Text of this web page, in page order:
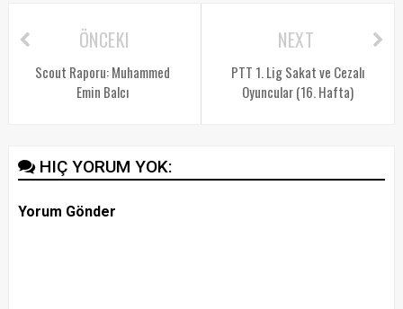
NEXT
PTT 1. Lig Sakat ve Cezalı
Oyuncular (16. Hafta)
ÖNCEKI
Scout Raporu: Muhammed
Emin Balcı
HIÇ YORUM YOK:
Yorum Gönder